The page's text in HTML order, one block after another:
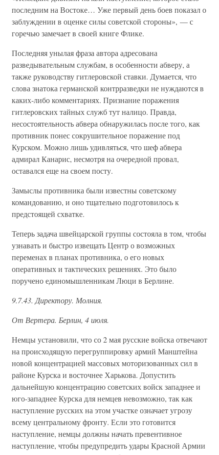
последним на Востоке… Уже первый день боев показал о
заблуждении в оценке силы советской стороны», — с
горечью замечает в своей книге Флике.
Последняя унылая фраза автора адресована
разведывательным службам, в особенности абверу, а
также руководству гитлеровской ставки. Думается, что
слова знатока германской контрразведки не нуждаются в
каких-либо комментариях. Признание поражения
гитлеровских тайных служб тут налицо. Правда,
несостоятельность абвера обнаружилась после того, как
противник понес сокрушительное поражение под
Курском. Можно лишь удивляться, что шеф абвера
адмирал Канарис, несмотря на очередной провал,
оставался еще на своем посту.
Замыслы противника были известны советскому
командованию, и оно тщательно подготовилось к
предстоящей схватке.
Теперь задача швейцарской группы состояла в том, чтобы
узнавать и быстро извещать Центр о возможных
переменах в планах противника, о его новых
оперативных и тактических решениях. Это было
поручено единомышленникам Люци в Берлине.
9.7.43. Директору. Молния.
От Вертера. Берлин, 4 июля.
Немцы установили, что со 2 мая русские войска отвечают
на происходящую перегруппировку армий Манштейна
новой концентрацией массовых моторизованных сил в
районе Курска и восточнее Харькова. Допустить
дальнейшую концентрацию советских войск западнее и
юго-западнее Курска для немцев невозможно, так как
наступление русских на этом участке означает угрозу
всему центральному фронту. Если это готовится
наступление, немцы должны начать превентивное
наступление, чтобы предупредить удары Красной Армии